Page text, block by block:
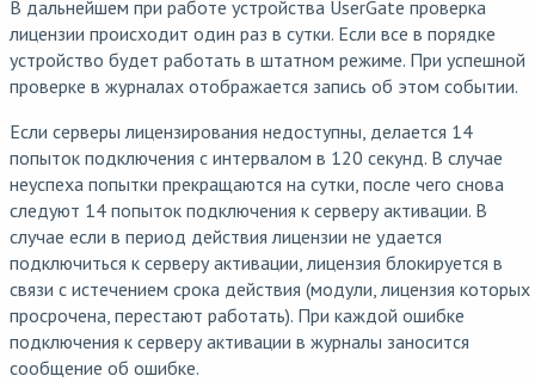
В дальнейшем при работе устройства UserGate проверка
лицензии происходит один раз в сутки. Если все в порядке
устройство будет работать в штатном режиме. При успешной
проверке в журналах отображается запись об этом событии.
Если серверы лицензирования недоступны, делается 14
попыток подключения с интервалом в 120 секунд. В случае
неуспеха попытки прекращаются на сутки, после чего снова
следуют 14 попыток подключения к серверу активации. В
случае если в период действия лицензии не удается
подключиться к серверу активации, лицензия блокируется в
связи с истечением срока действия (модули, лицензия которых
просрочена, перестают работать). При каждой ошибке
подключения к серверу активации в журналы заносится
сообщение об ошибке.